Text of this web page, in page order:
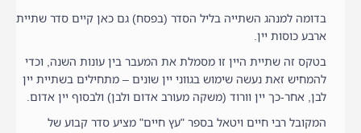
בדומה למנהג השתייה בליל הסדר (בפסח) גם כאן קיים סדר שתיית
ארבע כוסות יין.
בטקס זה שתיית היין זו מסמלת את המעבר בין עונות השנה, וכדי
להמחיש זאת נעשה שימוש בגווני יין שונים – מתחילים בשתיית יין
לבן, אחר-כך יין וורוד (משקה מעורב אדום ולבן) ולבסוף יין אדום.
המקובל רבי חיים ויטאל בספר "עץ חיים" מציע סדר קבוע של